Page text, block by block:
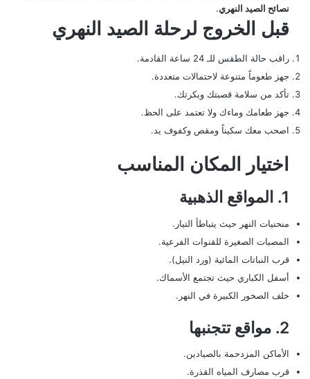
نصائح الصيد النهري.
قبل الخروج لرحلة الصيد النهري
راقب حالة الطقس للـ 24 ساعة القادمة.
جهز طعوماً متنوعة لاحتمالات متعددة.
تأكد من سلامة قصبتك وبكرتك.
جهز طعامك وماءك ولا تعتمد على الحظ.
اصحب معك سكيناً ومقص وكفوف يد.
اختيار المكان المناسب
1. المواقع الذهبية
منحنيات النهر حيث يتباطأ التيار.
المصبات الصغيرة للقنوات الفرعية.
قرب النباتات المائية (ورد النيل).
أسفل الكباري حيث تجتمع الأسماك.
خلف الصخور الكبيرة في النهر.
2. مواقع تتجنبها
الأماكن المزدحمة بالصيادين.
قرب مصارف المياه القذرة.